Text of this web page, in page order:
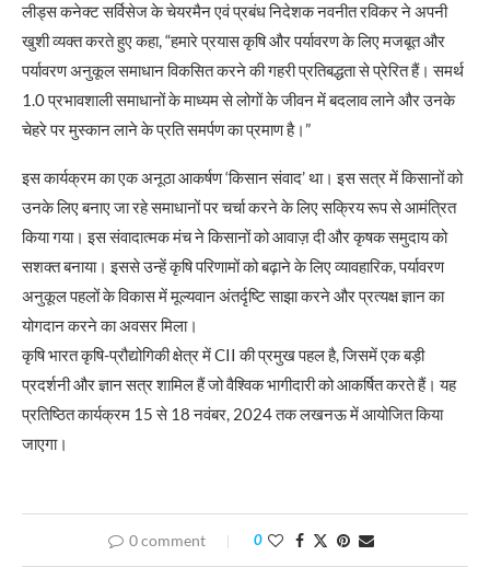
लीड्स कनेक्ट सर्विसेज के चेयरमैन एवं प्रबंध निदेशक नवनीत रविकर ने अपनी
खुशी व्यक्त करते हुए कहा, “हमारे प्रयास कृषि और पर्यावरण के लिए मजबूत और
पर्यावरण अनुकूल समाधान विकसित करने की गहरी प्रतिबद्धता से प्रेरित हैं। समर्थ
1.0 प्रभावशाली समाधानों के माध्यम से लोगों के जीवन में बदलाव लाने और उनके
चेहरे पर मुस्कान लाने के प्रति समर्पण का प्रमाण है।”
इस कार्यक्रम का एक अनूठा आकर्षण ‘किसान संवाद’ था। इस सत्र में किसानों को
उनके लिए बनाए जा रहे समाधानों पर चर्चा करने के लिए सक्रिय रूप से आमंत्रित
किया गया। इस संवादात्मक मंच ने किसानों को आवाज़ दी और कृषक समुदाय को
सशक्त बनाया। इससे उन्हें कृषि परिणामों को बढ़ाने के लिए व्यावहारिक, पर्यावरण
अनुकूल पहलों के विकास में मूल्यवान अंतर्दृष्टि साझा करने और प्रत्यक्ष ज्ञान का
योगदान करने का अवसर मिला।
कृषि भारत कृषि-प्रौद्योगिकी क्षेत्र में CII की प्रमुख पहल है, जिसमें एक बड़ी
प्रदर्शनी और ज्ञान सत्र शामिल हैं जो वैश्विक भागीदारी को आकर्षित करते हैं। यह
प्रतिष्ठित कार्यक्रम 15 से 18 नवंबर, 2024 तक लखनऊ में आयोजित किया
जाएगा।
0 comment 0